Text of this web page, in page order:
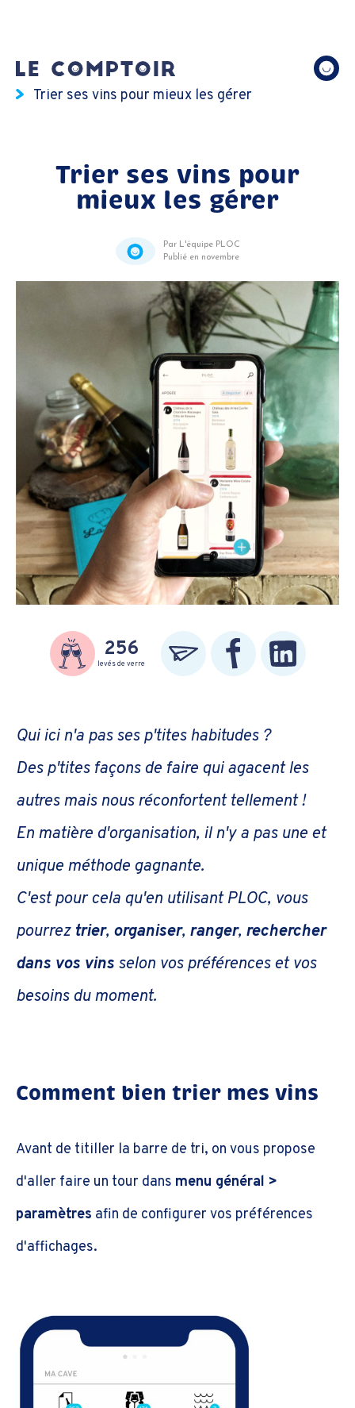
Trier ses vins pour mieux les gérer
Trier ses vins pour
mieux les gérer
Par L'équipe PLOC
Publié en novembre
256
levés de verre
Qui ici n'a pas ses p'tites habitudes ?
Des p'tites façons de faire qui agacent les
autres mais nous réconfortent tellement !
En matière d'organisation, il n'y a pas une et
unique méthode gagnante.
C'est pour cela qu'en utilisant PLOC, vous
pourrez trier, organiser, ranger, rechercher
dans vos vins selon vos préférences et vos
besoins du moment.
Comment bien trier mes vins
Avant de titiller la barre de tri, on vous propose
d'aller faire un tour dans menu général >
paramètres afin de configurer vos préférences
d'affichages.